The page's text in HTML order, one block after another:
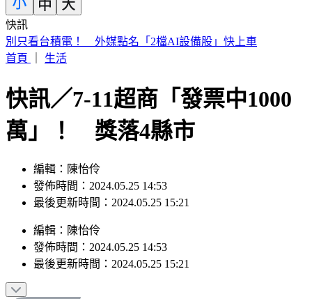
快訊
白海豚暴風圈縮小！掃過北部近海「雨狂炸」 這天才遠離
首頁
生活
快訊／7-11超商「發票中1000
萬」！ 獎落4縣市
編輯：陳怡伶
發佈時間：2024.05.25 14:53
最後更新時間：2024.05.25 15:21
編輯 ： 陳怡伶
發佈時間： 2024.05.25 14:53
最後更新時間： 2024.05.25 15:21